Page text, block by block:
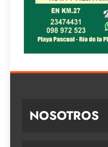
NOSOTROS